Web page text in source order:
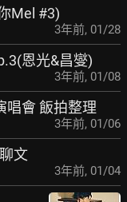
Mel #3)
3年前, 01/28
恩光&昌燮)
3年前, 01/08
唱會 飯拍整理
3年前, 01/06
文
3年前, 01/04